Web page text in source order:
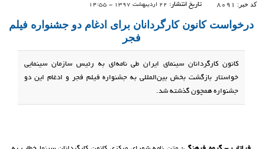
کد خبر: 8091 تاریخ انتشار: 22 اردیبهشت 1397 - 14:55
درخواست کانون کارگردانان برای ادغام دو جشنواره‌ فیلم
فجر
کانون کارگردانان سینمای ایران طی نامه‌ای به رئیس سازمان سینمایی
خواستار بازگشت بخش بین‌المللی به جشنواره فیلم فجر و ادغام این دو
جشنواره همچون گذشته شد.